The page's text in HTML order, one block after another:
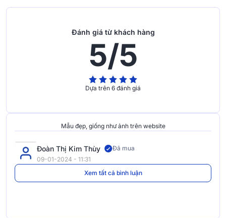
Đánh giá từ khách hàng
5/5
Dựa trên 6 đánh giá
Mẫu đẹp, giống như ảnh trên website
Đoàn Thị Kim Thùy
Đã mua
09-01-2024 - 11:31
Xem tất cả bình luận